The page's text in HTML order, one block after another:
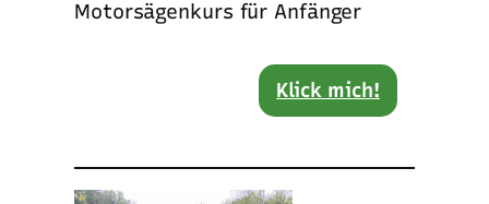
Motorsägenkurs für Anfänger
Klick mich!